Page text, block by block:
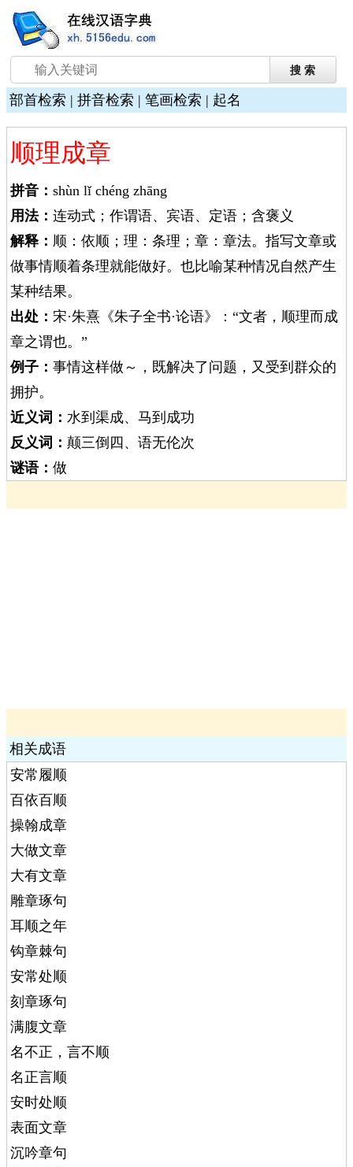
部首检索 | 拼音检索 | 笔画检索 | 起名
顺理成章
拼音： shùn lǐ chéng zhāng
用法： 连动式；作谓语、宾语、定语；含褒义
解释： 顺：依顺；理：条理；章：章法。指写文章或
做事情顺着条理就能做好。也比喻某种情况自然产生
某种结果。
出处： 宋·朱熹《朱子全书·论语》：“文者，顺理而成
章之谓也。”
例子： 事情这样做～，既解决了问题，又受到群众的
拥护。
近义词： 水到渠成、马到成功
反义词： 颠三倒四、语无伦次
谜语： 做
相关成语
安常履顺
百依百顺
操翰成章
大做文章
大有文章
雕章琢句
耳顺之年
钩章棘句
安常处顺
刻章琢句
满腹文章
名不正，言不顺
名正言顺
安时处顺
表面文章
沉吟章句